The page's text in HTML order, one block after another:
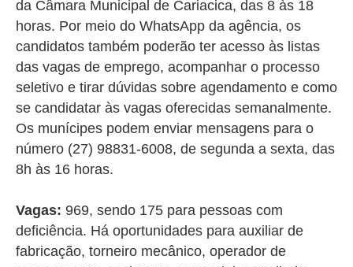
da Câmara Municipal de Cariacica, das 8 às 18
horas. Por meio do WhatsApp da agência, os
candidatos também poderão ter acesso às listas
das vagas de emprego, acompanhar o processo
seletivo e tirar dúvidas sobre agendamento e como
se candidatar às vagas oferecidas semanalmente.
Os munícipes podem enviar mensagens para o
número (27) 98831-6008, de segunda a sexta, das
8h às 16 horas.
Vagas: 969, sendo 175 para pessoas com
deficiência. Há oportunidades para auxiliar de
fabricação, torneiro mecânico, operador de